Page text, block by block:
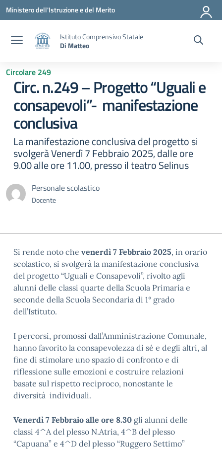
Vai ai contenuti
Vai al menu di navigazione
Vai al footer
Ministero dell'Istruzione e del Merito
Istituto Comprensivo Statale
Di Matteo
Circolare 249
Circ. n.249 – Progetto “Uguali e
consapevoli”- manifestazione
conclusiva
La manifestazione conclusiva del progetto si
svolgerà Venerdì 7 Febbraio 2025, dalle ore
9.00 alle ore 11.00, presso il teatro Selinus
Personale scolastico
Docente
Si rende noto che venerdì 7 Febbraio 2025, in orario
scolastico, si svolgerà la manifestazione conclusiva
del progetto “Uguali e Consapevoli”, rivolto agli
alunni delle classi quarte della Scuola Primaria e
seconde della Scuola Secondaria di 1° grado
dell’Istituto.
I percorsi, promossi dall’Amministrazione Comunale,
hanno favorito la consapevolezza di sé e degli altri, al
fine di stimolare uno spazio di confronto e di
riflessione sulle emozioni e costruire relazioni
basate sul rispetto reciproco, nonostante le
diversità individuali.
Venerdì 7 Febbraio alle ore 8.30 gli alunni delle
classi 4^A del plesso N.Atria, 4^B del plesso
“Capuana” e 4^D del plesso “Ruggero Settimo”